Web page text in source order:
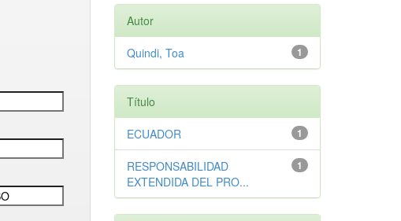
Autor
1
Quindi, Toa
Título
1
ECUADOR
1
RESPONSABILIDAD
EXTENDIDA DEL PRO...